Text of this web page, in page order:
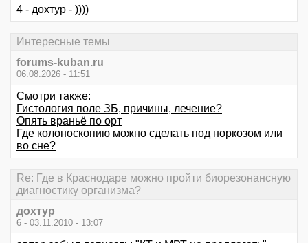
4 - дохтур - ))))
Интересные темы
forums-kuban.ru
06.08.2026 - 11:51
Смотри также:
Гистология поле ЗБ, причины, лечение?
Опять враньё по орт
Где колоноскопию можно сделать под норкозом или
во сне?
Re: Где в Краснодаре можно пройти биорезонансную
диагностику организма?
дохтур
6 - 03.11.2010 - 13:07